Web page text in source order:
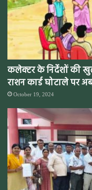
कलेक्टर के निर्देशों की
राशन कार्ड घोटाले पर
October 19, 2024